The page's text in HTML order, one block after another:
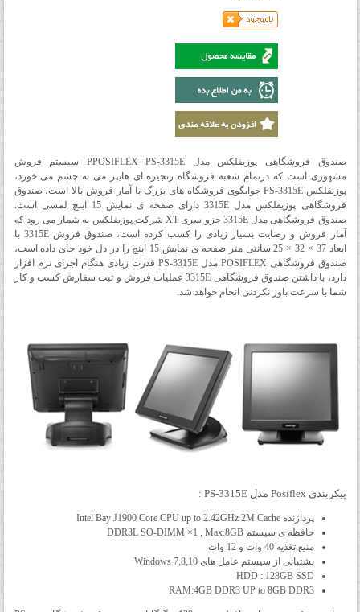
صندوق فروشگاهی پوزیفلکس مدل PPOSIFLEX PS-3315E سیستم فروش
مشهوری است که درتمام شعبه فروشگاه زنجیره ای هایپر می به چشم می خورد،
پوزیفلکس PS-3315E جوابگوی فروشگاه های بزرگ با آمار فروش بالا است، صندوق
فروشگاهی پوزیفلکس مدل 3315E دارای صفحه ی نمایش 15 اینچ لمسی است.
صندوق فروشگاهی مدل 3315E جزو سری XT شرکت پوزیفلکس به شمار می رود که
آمار فروش و رضایت بسیار زیادی را کسب کرده است، صندوق فروش 3315E با
ابعاد 37 × 32 × 25 سانتی متر صفحه ی نمایش 15 اینچ را در دل خود جای داده است،
صندوق فروشگاهی POSIFLEX مدل PS-3315E قدرت زیادی هنگام اجرای نرم افزار
دارد، با داشتن صندوق فروشگاهی 3315E عملیات فروش و ثبت سفارش کسب و کار
شما با سرعت باور نکردنی انجام خواهد شد.
پیکربندی Posiflex مدل PS-3315E :
پردازنده Intel Bay J1900 Core CPU up to 2.42GHz 2M Cache
حافظه ی سیستم DDR3L SO-DIMM ×1 , Max.8GB
منبع تغذیه 40 وات و 12 وات
پشتبانی از سیستم عامل های Windows 7,8,10
HDD : 128GB SSD
RAM:4GB DDR3 UP to 8GB DDR3